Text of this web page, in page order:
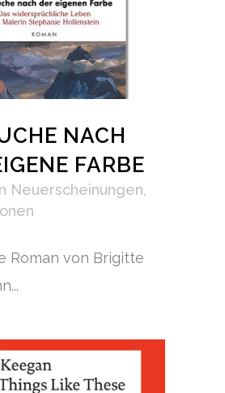
NACH
FARBE
Neuerscheinungen,
Roman von Brigitte